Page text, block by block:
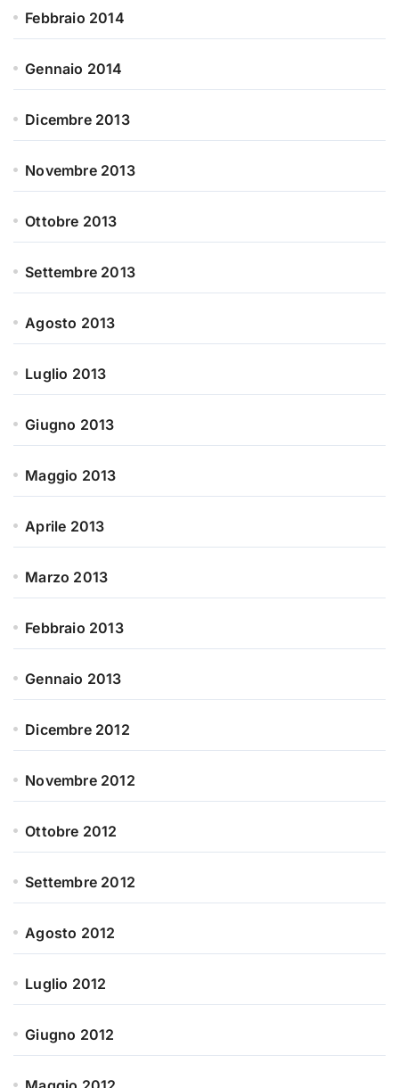
Febbraio 2014
Gennaio 2014
Dicembre 2013
Novembre 2013
Ottobre 2013
Settembre 2013
Agosto 2013
Luglio 2013
Giugno 2013
Maggio 2013
Aprile 2013
Marzo 2013
Febbraio 2013
Gennaio 2013
Dicembre 2012
Novembre 2012
Ottobre 2012
Settembre 2012
Agosto 2012
Luglio 2012
Giugno 2012